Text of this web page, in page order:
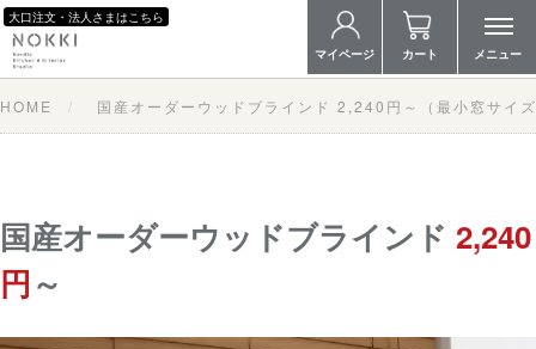
大口注文・法人さまはこちら
マイページ カート メニュー
HOME 国産オーダーウッドブラインド 2,240円～（最小窓サイ
国産オーダーウッドブラインド 2,240
円～